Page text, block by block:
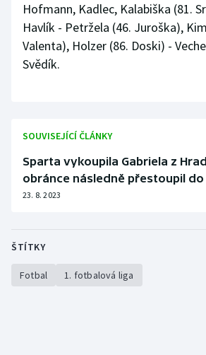
Hofmann, Kadlec, Kalabiška (81.
Havlík - Petržela (46. Juroška),
Valenta), Holzer (86. Doski) -
Svědík.
SOUVISEJÍCÍ ČLÁNKY
Sparta vykoupila Gabriela z
obránce následně přestoupil
23. 8. 2023
ŠTÍTKY
Fotbal 1. fotbalová liga